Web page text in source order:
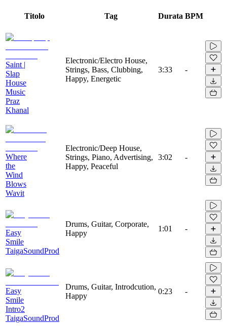
Titolo Tag Durata BPM
Saint |
Slap
House
Music
Praz
Khanal
Electronic/Electro House,
Strings, Bass, Clubbing,
Happy, Energetic
3:33 -
Where
the
Wind
Blows
Wavit
Electronic/Deep House,
Strings, Piano, Advertising,
Happy, Peaceful
3:02 -
Easy
Smile
TaigaSoundProd
Drums, Guitar, Corporate,
Happy
1:01 -
Easy
Smile
Intro2
TaigaSoundProd
Drums, Guitar, Introdcution,
Happy
0:23 -